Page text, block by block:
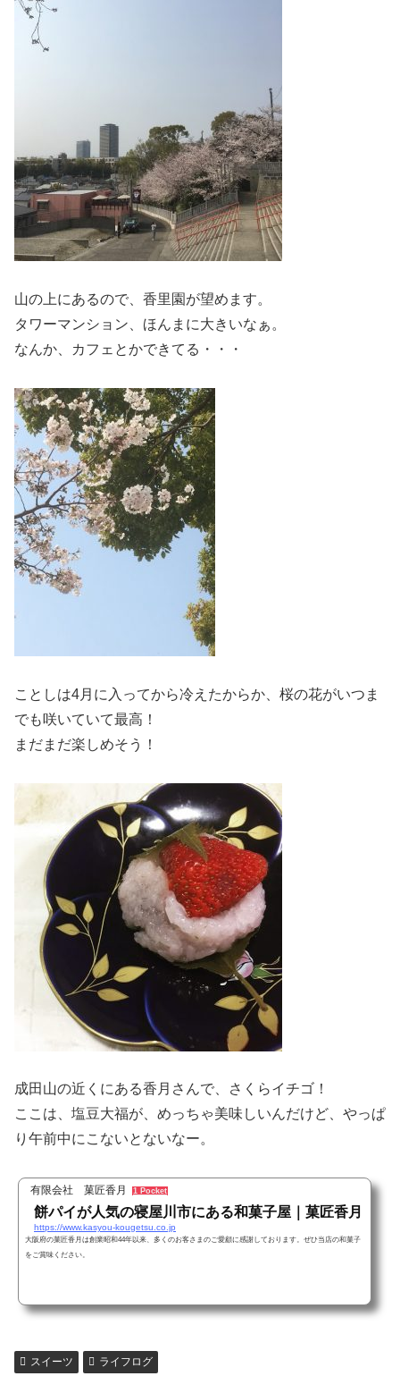
山の上にあるので、香里園が望めます。
タワーマンション、ほんまに大きいなぁ。
なんか、カフェとかできてる・・・
ことしは4月に入ってから冷えたからか、桜の花がいつま
でも咲いていて最高！
まだまだ楽しめそう！
成田山の近くにある香月さんで、さくらイチゴ！
ここは、塩豆大福が、めっちゃ美味しいんだけど、やっぱ
り午前中にこないとないなー。
有限会社 菓匠香月 1 Pocket
餅パイが人気の寝屋川市にある和菓子屋｜菓匠香月
https://www.kasyou-kougetsu.co.jp
大阪府の菓匠香月は創業昭和44年以来、多くのお客さまのご愛顧に感謝しております。ぜひ当店の和菓子
をご賞味ください。
スイーツ ライフログ